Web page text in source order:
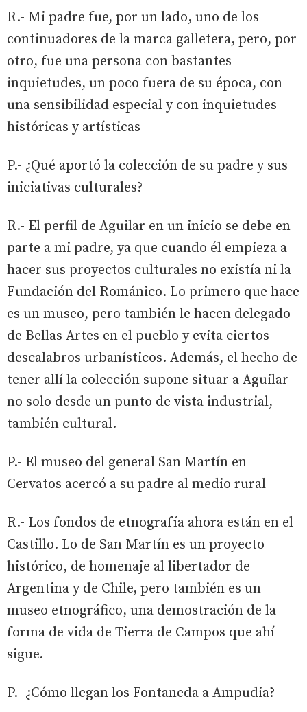
R.- Mi padre fue, por un lado, uno de los
continuadores de la marca galletera, pero, por
otro, fue una persona con bastantes
inquietudes, un poco fuera de su época, con
una sensibilidad especial y con inquietudes
históricas y artísticas
P.- ¿Qué aportó la colección de su padre y sus
iniciativas culturales?
R.- El perfil de Aguilar en un inicio se debe en
parte a mi padre, ya que cuando él empieza a
hacer sus proyectos culturales no existía ni la
Fundación del Románico. Lo primero que hace
es un museo, pero también le hacen delegado
de Bellas Artes en el pueblo y evita ciertos
descalabros urbanísticos. Además, el hecho de
tener allí la colección supone situar a Aguilar
no solo desde un punto de vista industrial,
también cultural.
P.- El museo del general San Martín en
Cervatos acercó a su padre al medio rural
R.- Los fondos de etnografía ahora están en el
Castillo. Lo de San Martín es un proyecto
histórico, de homenaje al libertador de
Argentina y de Chile, pero también es un
museo etnográfico, una demostración de la
forma de vida de Tierra de Campos que ahí
sigue.
P.- ¿Cómo llegan los Fontaneda a Ampudia?